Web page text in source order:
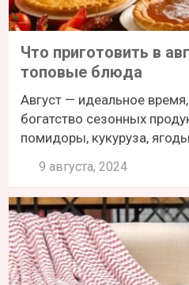
Что приготовить в
топовые блюда
Август — идеальное
богатство сезонных
помидоры, кукуруза,
9 августа, 2024